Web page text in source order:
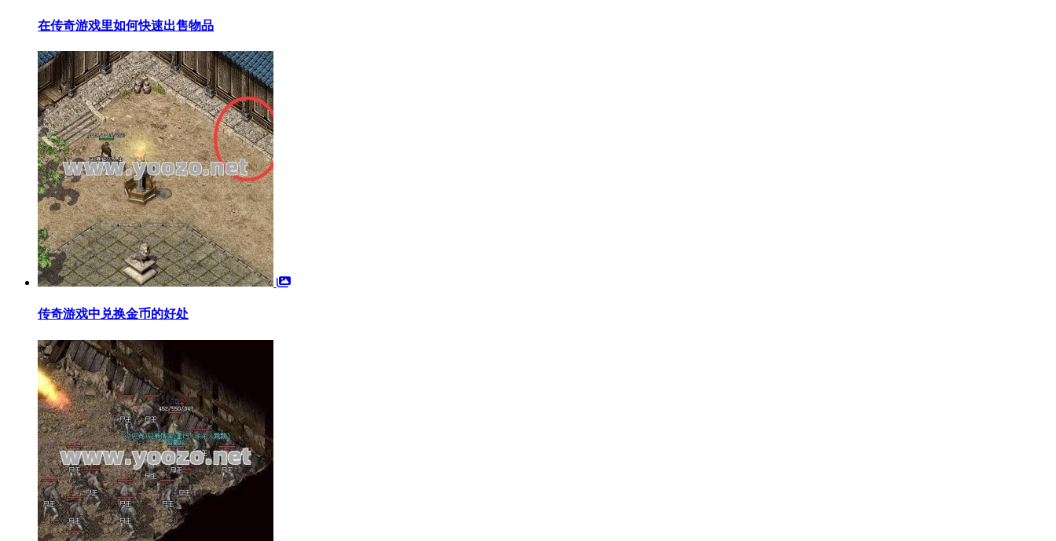
在传奇游戏里如何快速出售物品
传奇游戏中兑换金币的好处